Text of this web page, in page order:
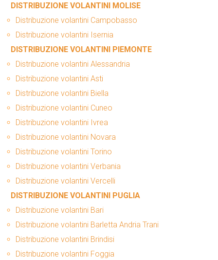
DISTRIBUZIONE VOLANTINI MOLISE
Distribuzione volantini Campobasso
Distribuzione volantini Isernia
DISTRIBUZIONE VOLANTINI PIEMONTE
Distribuzione volantini Alessandria
Distribuzione volantini Asti
Distribuzione volantini Biella
Distribuzione volantini Cuneo
Distribuzione volantini Ivrea
Distribuzione volantini Novara
Distribuzione volantini Torino
Distribuzione volantini Verbania
Distribuzione volantini Vercelli
DISTRIBUZIONE VOLANTINI PUGLIA
Distribuzione volantini Bari
Distribuzione volantini Barletta Andria Trani
Distribuzione volantini Brindisi
Distribuzione volantini Foggia